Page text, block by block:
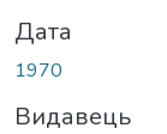
Дата
1970
Видавець